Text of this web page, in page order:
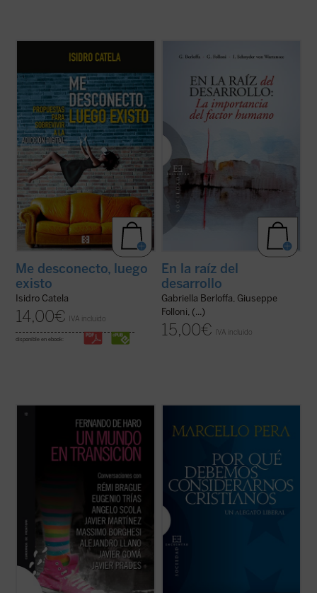
La escena en la que un grupo de jóvenes (o
no tan jóvenes) ha quedado a tomar unas
cerviz agachada, permanecen
whatsappeando
cada uno por su lado, se
nos ha hecho por desgracia habitual. No es
...(ver ficha)
Me desconecto, luego
existo
Isidro Catela
14,00€ IVA incluido
disponible en ebook:
la eficacia de las ayudas internacionales al
favorecen el crecimiento económico. La
enorme cantidad de recursos destinados a
los países más pobres y las ...(ver ficha)
En la raíz del
desarrollo
Gabriella Berloffa, Giuseppe
Folloni, (...)
15,00€ IVA incluido
Este es un libro de entrevistas a un grupo
de hombres de pensamiento y de acción a
los que se les plantean las grandes
preguntas con las que nos enfrentamos en
este comienzo del siglo XXI. No es un libro
para filósofos o para teóricos, es un ...(ver
cristianos? Hoy somos liberales y, por
consiguiente, no necesitamos dirigirnos al
derechos y libertades fundamentales.
Somos laicos y, en consecuencia, podemos
considerar las ...(ver ficha)